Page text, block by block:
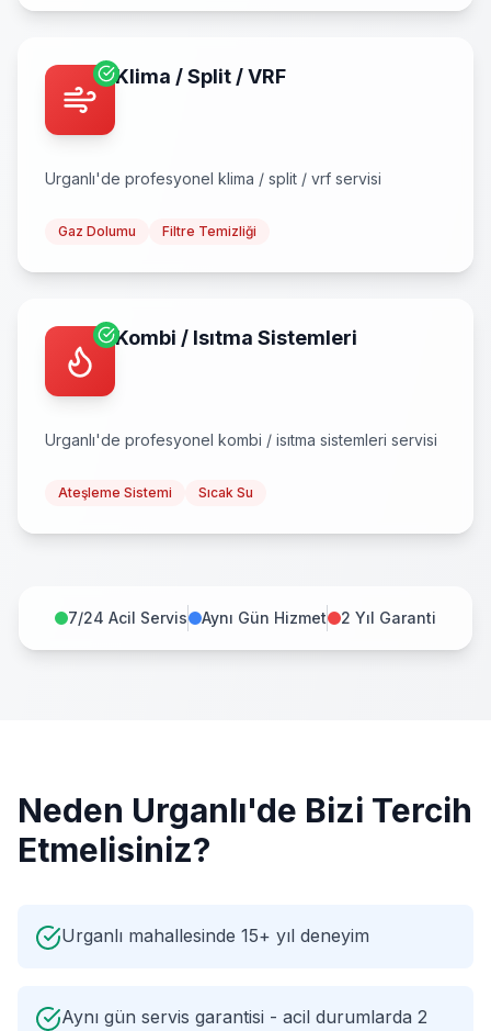
Klima / Split / VRF
Urganlı'de profesyonel klima / split / vrf servisi
Gaz Dolumu Filtre Temizliği
Kombi / Isıtma Sistemleri
Urganlı'de profesyonel kombi / isıtma sistemleri servisi
Ateşleme Sistemi Sıcak Su
7/24 Acil Servis Aynı Gün Hizmet 2 Yıl Garanti
Neden Urganlı'de Bizi Tercih
Etmelisiniz?
Urganlı mahallesinde 15+ yıl deneyim
Aynı gün servis garantisi - acil durumlarda 2